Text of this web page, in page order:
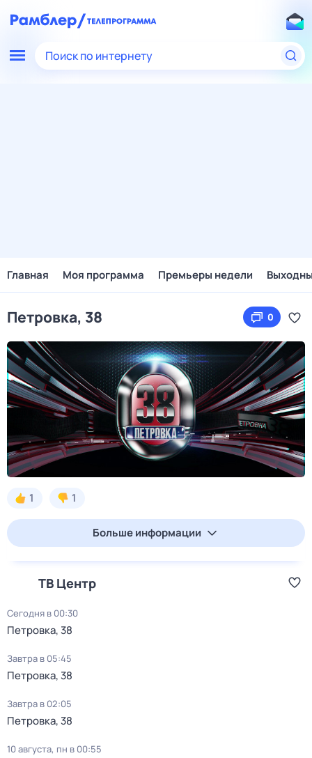
Поиск по интернету
Главная Моя программа Премьеры недели
Петровка, 38 0
1 1
Больше информации
ТВ Центр
Сегодня в 00:30
Петровка, 38
Завтра в 05:45
Петровка, 38
Завтра в 02:05
Петровка, 38
10 августа, пн в 00:55